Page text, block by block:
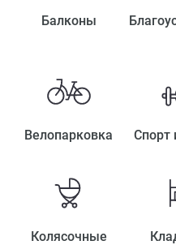
Балконы
Велопарковка Спорт
Колясочные